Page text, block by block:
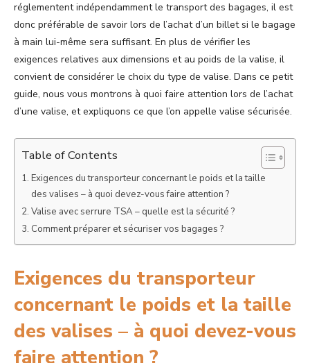
réglementent indépendamment le transport des bagages, il est
donc préférable de savoir lors de l’achat d’un billet si le bagage
à main lui-même sera suffisant. En plus de vérifier les
exigences relatives aux dimensions et au poids de la valise, il
convient de considérer le choix du type de valise. Dans ce petit
guide, nous vous montrons à quoi faire attention lors de l’achat
d’une valise, et expliquons ce que l’on appelle valise sécurisée.
Table of Contents
Exigences du transporteur concernant le poids et la taille
des valises – à quoi devez-vous faire attention ?
Valise avec serrure TSA – quelle est la sécurité ?
Comment préparer et sécuriser vos bagages ?
Exigences du transporteur
concernant le poids et la taille
des valises – à quoi devez-vous
faire attention ?